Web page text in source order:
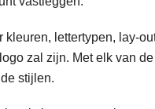
kleuren, lettertypen, lay-
zal zijn. Met elk van de
stijlen.